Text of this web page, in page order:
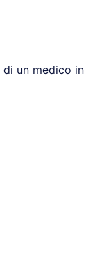
un medico in